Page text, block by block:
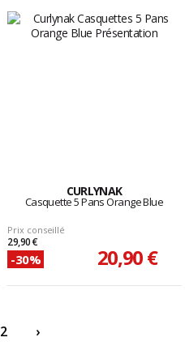
CURLYNAK
Casquette 5 Pans Orange Blue
Prix conseillé
29,90 €
-30% 20,90 €
2 ›